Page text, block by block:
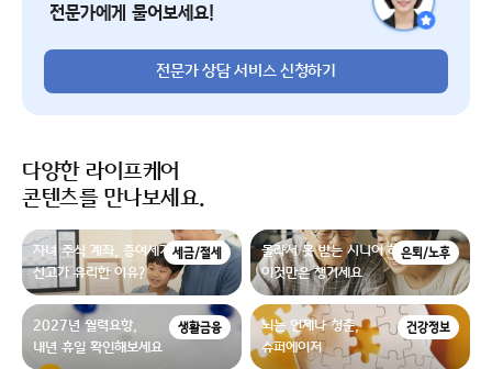
전문가에게 물어보세요!
전문가 상담 서비스 신청하기
다양한 라이프케어
콘텐츠를 만나보세요.
세금/절세
자녀 주식 계좌, 증여세가 없더라도
신고가 유리한 이유?
은퇴/노후
몰라서 못 받는 시니어 혜택,
이것만은 챙기세요
생활금융
2027년 월력요항,
내년 휴일 확인해보세요
건강정보
뇌는 언제나 청춘,
슈퍼에이저